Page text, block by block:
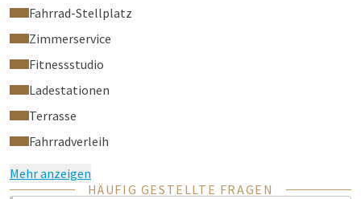
Fahrrad-Stellplatz
Zimmerservice
Fitnessstudio
Ladestationen
Terrasse
Fahrradverleih
Mehr anzeigen
HÄUFIG GESTELLTE FRAGEN